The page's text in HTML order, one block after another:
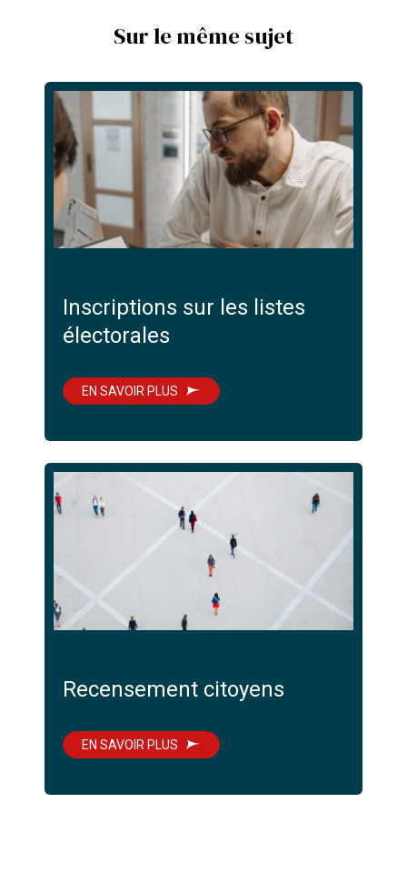
Sur le même sujet
Inscriptions sur les listes
électorales
EN SAVOIR PLUS
Recensement citoyens
EN SAVOIR PLUS